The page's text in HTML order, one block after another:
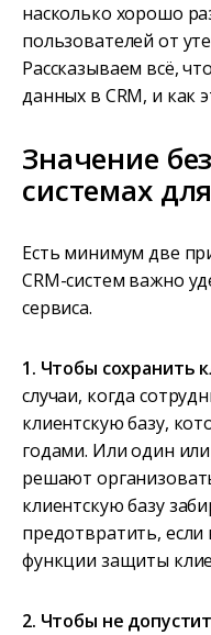
насколько хорошо
пользователей от
Рассказываем всё,
данных в CRM, и как
Значение
системах
Есть минимум две
CRM-систем важно
сервиса.
1. Чтобы сохранить
случаи, когда
клиентскую базу,
годами. Или один
решают
клиентскую базу
предотвратить,
функции защиты
2. Чтобы не